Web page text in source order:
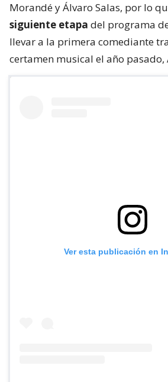
Morandé y Álvaro Salas, por lo
siguiente etapa del programa
llevar a la primera comediante
certamen musical el año pasado,
Ver esta publicación en